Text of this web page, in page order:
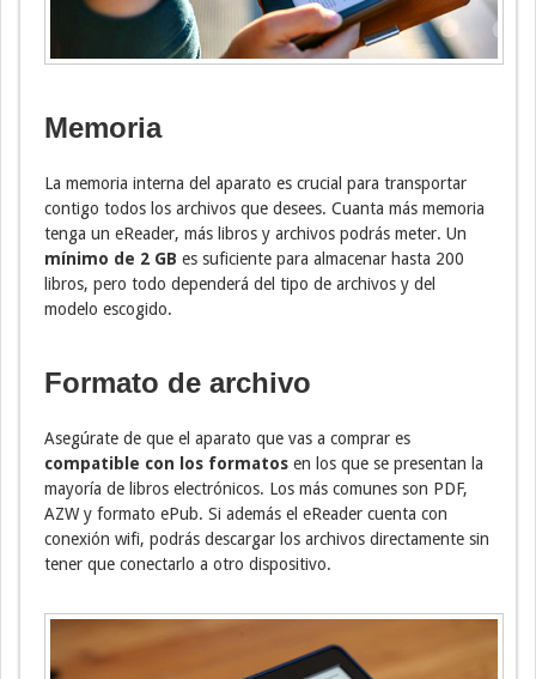
Memoria
La memoria interna del aparato es crucial para transportar
contigo todos los archivos que desees. Cuanta más memoria
tenga un eReader, más libros y archivos podrás meter. Un
mínimo de 2 GB es suficiente para almacenar hasta 200
libros, pero todo dependerá del tipo de archivos y del
modelo escogido.
Formato de archivo
Asegúrate de que el aparato que vas a comprar es
compatible con los formatos en los que se presentan la
mayoría de libros electrónicos. Los más comunes son PDF,
AZW y formato ePub. Si además el eReader cuenta con
conexión wifi, podrás descargar los archivos directamente sin
tener que conectarlo a otro dispositivo.